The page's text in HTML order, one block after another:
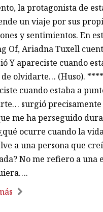
la protagonista de
un viaje por sus
y sentimientos. En
Of, Ariadna Tuxell
Y apareciste cuando
olvidarte… (Huso).
cuando estaba a
surgió precisamente
me ha perseguido
ocurre cuando la
a una persona que
No me refiero a una